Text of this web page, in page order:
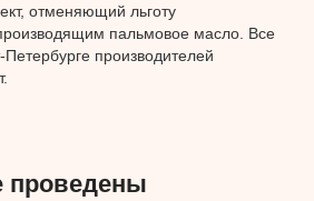
отменяющий льготу
пальмовое масло. Все
производителей
проведены